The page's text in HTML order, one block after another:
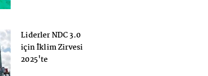
Liderler NDC 3.0
için İklim Zirvesi
2025'te